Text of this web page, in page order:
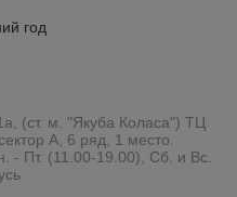
год
(ст. м. "Якуба Коласа") ТЦ
А, 6 ряд, 1 место.
- Пт. (11.00-19.00), Сб. и Вс.